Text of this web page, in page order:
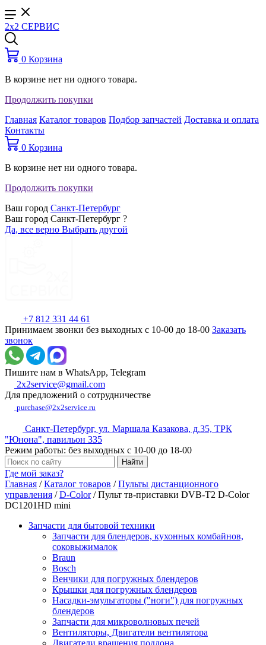
2x2 СЕРВИС
0 Корзина
В корзине нет ни одного товара.
Продолжить покупки
Главная Каталог товаров Подбор запчастей Доставка и оплата
Контакты
0 Корзина
В корзине нет ни одного товара.
Продолжить покупки
Ваш город Санкт-Петербург
Ваш город Санкт-Петербург ?
Да, все верно Выбрать другой
+7 812 331 44 61
Принимаем звонки без выходных с 10-00 до 18-00 Заказать
звонок
Пишите нам в WhatsApp, Telegram
2x2service@gmail.com
Для предложений о сотрудничестве
purchase@2x2service.ru
Санкт-Петербург, ул. Маршала Казакова, д.35, ТРК
"Юнона", павильон 335
Режим работы: без выходных с 10-00 до 18-00
Где мой заказ?
Главная /Каталог товаров /Пульты дистанционного
управления /D-Color /Пульт тв-приставки DVB-T2 D-Color
DC1201HD mini
Запчасти для бытовой техники
Запчасти для блендеров, кухонных комбайнов,
соковыжималок
Braun
Bosch
Венчики для погружных блендеров
Крышки для погружных блендеров
Насадки-эмульгаторы ("ноги") для погружных
блендеров
Запчасти для микроволновых печей
Вентиляторы, Двигатели вентилятора
Двигатели вращения поддона